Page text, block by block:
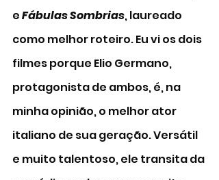
e Fábulas Sombrias, laureado
como melhor roteiro. Eu vi os dois
filmes porque Elio Germano,
protagonista de ambos, é, na
minha opinião, o melhor ator
italiano de sua geração. Versátil
e muito talentoso, ele transita da